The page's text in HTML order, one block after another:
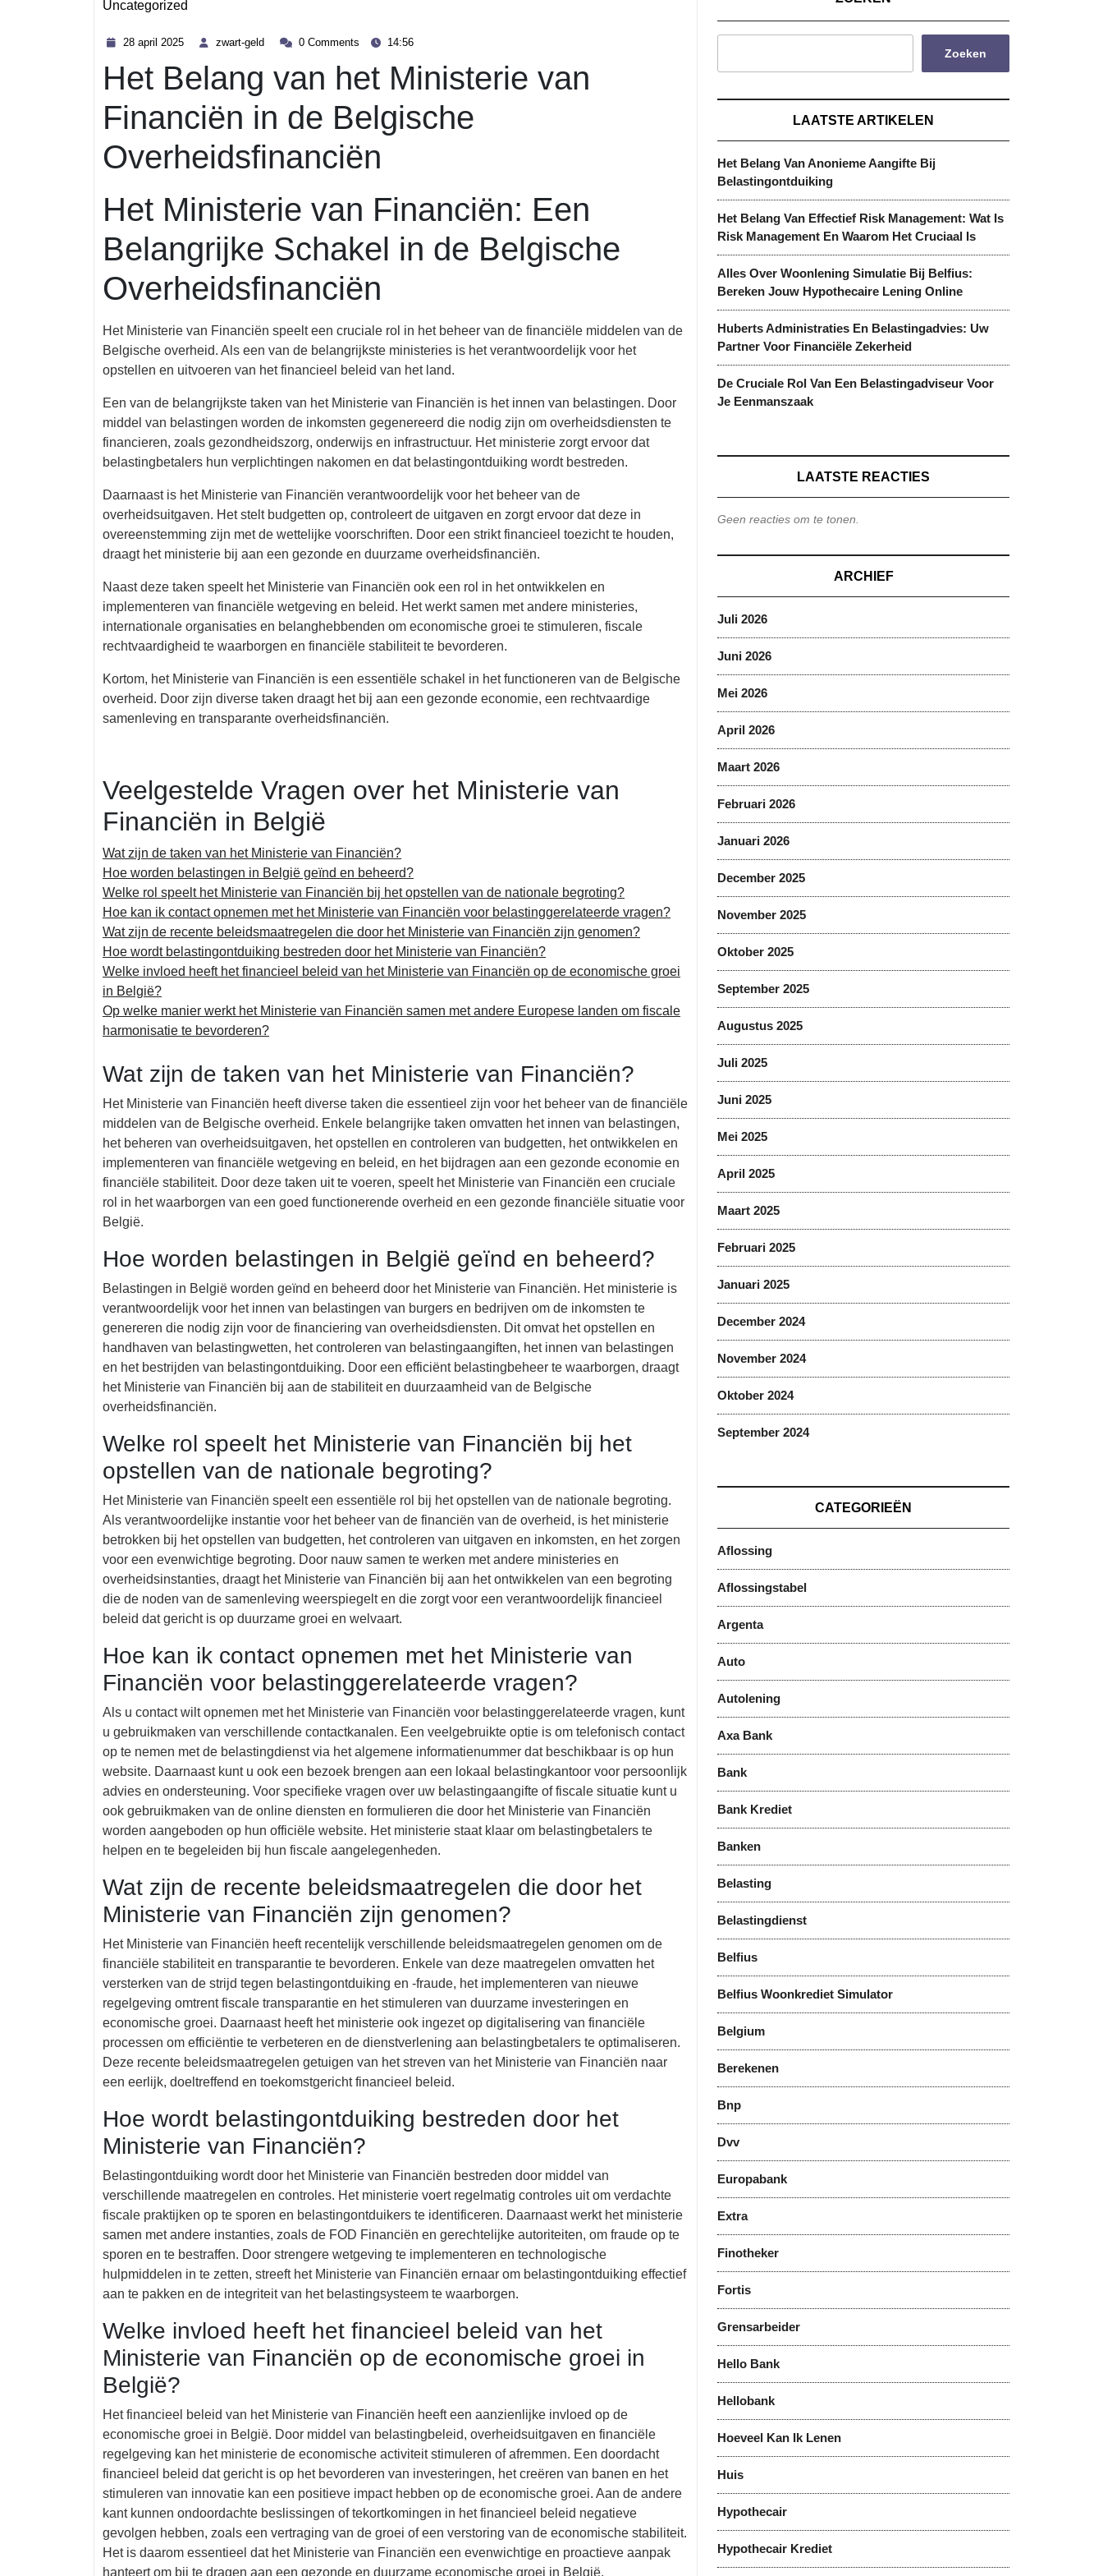
Uncategorized
28 april 2025
2025
zwart-geld
zwart- 0 Comments 14:56
Het Belang van het Ministerie van
Financiën in de Belgische
Overheidsfinanciën
Het Ministerie van Financiën: Een
Belangrijke Schakel in de Belgische
Overheidsfinanciën
Het Ministerie van Financiën speelt een cruciale rol in het beheer van de financiële middelen van de
Belgische overheid. Als een van de belangrijkste ministeries is het verantwoordelijk voor het
opstellen en uitvoeren van het financieel beleid van het land.
Een van de belangrijkste taken van het Ministerie van Financiën is het innen van belastingen. Door
middel van belastingen worden de inkomsten gegenereerd die nodig zijn om overheidsdiensten te
financieren, zoals gezondheidszorg, onderwijs en infrastructuur. Het ministerie zorgt ervoor dat
belastingbetalers hun verplichtingen nakomen en dat belastingontduiking wordt bestreden.
Daarnaast is het Ministerie van Financiën verantwoordelijk voor het beheer van de
overheidsuitgaven. Het stelt budgetten op, controleert de uitgaven en zorgt ervoor dat deze in
overeenstemming zijn met de wettelijke voorschriften. Door een strikt financieel toezicht te houden,
draagt het ministerie bij aan een gezonde en duurzame overheidsfinanciën.
Naast deze taken speelt het Ministerie van Financiën ook een rol in het ontwikkelen en
implementeren van financiële wetgeving en beleid. Het werkt samen met andere ministeries,
internationale organisaties en belanghebbenden om economische groei te stimuleren, fiscale
rechtvaardigheid te waarborgen en financiële stabiliteit te bevorderen.
Kortom, het Ministerie van Financiën is een essentiële schakel in het functioneren van de Belgische
overheid. Door zijn diverse taken draagt het bij aan een gezonde economie, een rechtvaardige
samenleving en transparante overheidsfinanciën.
Veelgestelde Vragen over het Ministerie van
Financiën in België
Wat zijn de taken van het Ministerie van Financiën?
Hoe worden belastingen in België geïnd en beheerd?
Welke rol speelt het Ministerie van Financiën bij het opstellen van de nationale begroting?
Hoe kan ik contact opnemen met het Ministerie van Financiën voor belastinggerelateerde vragen?
Wat zijn de recente beleidsmaatregelen die door het Ministerie van Financiën zijn genomen?
Hoe wordt belastingontduiking bestreden door het Ministerie van Financiën?
Welke invloed heeft het financieel beleid van het Ministerie van Financiën op de economische groei
in België?
Op welke manier werkt het Ministerie van Financiën samen met andere Europese landen om fiscale
harmonisatie te bevorderen?
Wat zijn de taken van het Ministerie van Financiën?
Het Ministerie van Financiën heeft diverse taken die essentieel zijn voor het beheer van de financiële
middelen van de Belgische overheid. Enkele belangrijke taken omvatten het innen van belastingen,
het beheren van overheidsuitgaven, het opstellen en controleren van budgetten, het ontwikkelen en
implementeren van financiële wetgeving en beleid, en het bijdragen aan een gezonde economie en
financiële stabiliteit. Door deze taken uit te voeren, speelt het Ministerie van Financiën een cruciale
rol in het waarborgen van een goed functionerende overheid en een gezonde financiële situatie voor
België.
Hoe worden belastingen in België geïnd en beheerd?
Belastingen in België worden geïnd en beheerd door het Ministerie van Financiën. Het ministerie is
verantwoordelijk voor het innen van belastingen van burgers en bedrijven om de inkomsten te
genereren die nodig zijn voor de financiering van overheidsdiensten. Dit omvat het opstellen en
handhaven van belastingwetten, het controleren van belastingaangiften, het innen van belastingen
en het bestrijden van belastingontduiking. Door een efficiënt belastingbeheer te waarborgen, draagt
het Ministerie van Financiën bij aan de stabiliteit en duurzaamheid van de Belgische
overheidsfinanciën.
Welke rol speelt het Ministerie van Financiën bij het
opstellen van de nationale begroting?
Het Ministerie van Financiën speelt een essentiële rol bij het opstellen van de nationale begroting.
Als verantwoordelijke instantie voor het beheer van de financiën van de overheid, is het ministerie
betrokken bij het opstellen van budgetten, het controleren van uitgaven en inkomsten, en het zorgen
voor een evenwichtige begroting. Door nauw samen te werken met andere ministeries en
overheidsinstanties, draagt het Ministerie van Financiën bij aan het ontwikkelen van een begroting
die de noden van de samenleving weerspiegelt en die zorgt voor een verantwoordelijk financieel
beleid dat gericht is op duurzame groei en welvaart.
Hoe kan ik contact opnemen met het Ministerie van
Financiën voor belastinggerelateerde vragen?
Als u contact wilt opnemen met het Ministerie van Financiën voor belastinggerelateerde vragen, kunt
u gebruikmaken van verschillende contactkanalen. Een veelgebruikte optie is om telefonisch contact
op te nemen met de belastingdienst via het algemene informatienummer dat beschikbaar is op hun
website. Daarnaast kunt u ook een bezoek brengen aan een lokaal belastingkantoor voor persoonlijk
advies en ondersteuning. Voor specifieke vragen over uw belastingaangifte of fiscale situatie kunt u
ook gebruikmaken van de online diensten en formulieren die door het Ministerie van Financiën
worden aangeboden op hun officiële website. Het ministerie staat klaar om belastingbetalers te
helpen en te begeleiden bij hun fiscale aangelegenheden.
Wat zijn de recente beleidsmaatregelen die door het
Ministerie van Financiën zijn genomen?
Het Ministerie van Financiën heeft recentelijk verschillende beleidsmaatregelen genomen om de
financiële stabiliteit en transparantie te bevorderen. Enkele van deze maatregelen omvatten het
versterken van de strijd tegen belastingontduiking en -fraude, het implementeren van nieuwe
regelgeving omtrent fiscale transparantie en het stimuleren van duurzame investeringen en
economische groei. Daarnaast heeft het ministerie ook ingezet op digitalisering van financiële
processen om efficiëntie te verbeteren en de dienstverlening aan belastingbetalers te optimaliseren.
Deze recente beleidsmaatregelen getuigen van het streven van het Ministerie van Financiën naar
een eerlijk, doeltreffend en toekomstgericht financieel beleid.
Hoe wordt belastingontduiking bestreden door het
Ministerie van Financiën?
Belastingontduiking wordt door het Ministerie van Financiën bestreden door middel van
verschillende maatregelen en controles. Het ministerie voert regelmatig controles uit om verdachte
fiscale praktijken op te sporen en belastingontduikers te identificeren. Daarnaast werkt het ministerie
samen met andere instanties, zoals de FOD Financiën en gerechtelijke autoriteiten, om fraude op te
sporen en te bestraffen. Door strengere wetgeving te implementeren en technologische
hulpmiddelen in te zetten, streeft het Ministerie van Financiën ernaar om belastingontduiking effectief
aan te pakken en de integriteit van het belastingsysteem te waarborgen.
Welke invloed heeft het financieel beleid van het
Ministerie van Financiën op de economische groei in
België?
Het financieel beleid van het Ministerie van Financiën heeft een aanzienlijke invloed op de
economische groei in België. Door middel van belastingbeleid, overheidsuitgaven en financiële
regelgeving kan het ministerie de economische activiteit stimuleren of afremmen. Een doordacht
financieel beleid dat gericht is op het bevorderen van investeringen, het creëren van banen en het
stimuleren van innovatie kan een positieve impact hebben op de economische groei. Aan de andere
kant kunnen ondoordachte beslissingen of tekortkomingen in het financieel beleid negatieve
gevolgen hebben, zoals een vertraging van de groei of een verstoring van de economische stabiliteit.
Het is daarom essentieel dat het Ministerie van Financiën een evenwichtige en proactieve aanpak
hanteert om bij te dragen aan een gezonde en duurzame economische groei in België.
Zoeken
LAATSTE ARTIKELEN
Het Belang Van Anonieme Aangifte Bij
Belastingontduiking
Het Belang Van Effectief Risk Management: Wat Is
Risk Management En Waarom Het Cruciaal Is
Alles Over Woonlening Simulatie Bij Belfius:
Bereken Jouw Hypothecaire Lening Online
Huberts Administraties En Belastingadvies: Uw
Partner Voor Financiële Zekerheid
De Cruciale Rol Van Een Belastingadviseur Voor
Je Eenmanszaak
LAATSTE REACTIES
Geen reacties om te tonen.
ARCHIEF
Juli 2026
Juni 2026
Mei 2026
April 2026
Maart 2026
Februari 2026
Januari 2026
December 2025
November 2025
Oktober 2025
September 2025
Augustus 2025
Juli 2025
Juni 2025
Mei 2025
April 2025
Maart 2025
Februari 2025
Januari 2025
December 2024
November 2024
Oktober 2024
September 2024
CATEGORIEËN
Aflossing
Aflossingstabel
Argenta
Auto
Autolening
Axa Bank
Bank
Bank Krediet
Banken
Belasting
Belastingdienst
Belfius
Belfius Woonkrediet Simulator
Belgium
Berekenen
Bnp
Dvv
Europabank
Extra
Finotheker
Fortis
Grensarbeider
Hello Bank
Hellobank
Hoeveel Kan Ik Lenen
Huis
Hypothecair
Hypothecair Krediet